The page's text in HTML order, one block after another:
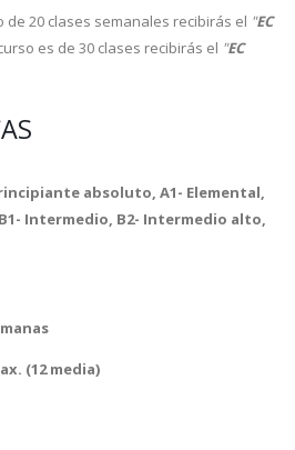
20 clases semanales recibirás el "EC
es de 30 clases recibirás el "EC
absoluto, A1- Elemental,
Intermedio, B2- Intermedio alto,
(12 media)